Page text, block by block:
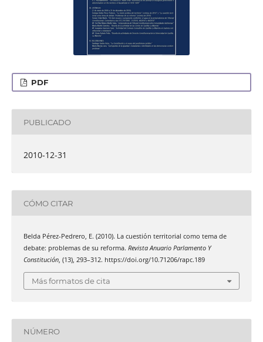
PDF
PUBLICADO
2010-12-31
CÓMO CITAR
Belda Pérez-Pedrero, E. (2010). La cuestión territorial como tema de
debate: problemas de su reforma. Revista Anuario Parlamento Y
Constitución, (13), 293–312. https://doi.org/10.71206/rapc.189
Más formatos de cita
NÚMERO